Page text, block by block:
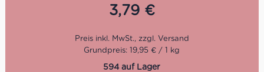
3,79 €
Grundpreis: 19,95 € / 1 kg
594 auf Lager